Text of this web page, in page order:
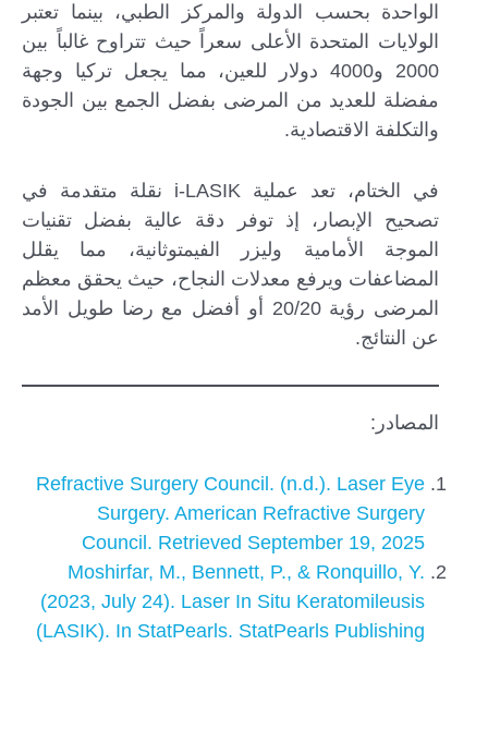
الواحدة بحسب الدولة والمركز الطبي، بينما تعتبر
الولايات المتحدة الأعلى سعراً حيث تتراوح غالباً بين
2000 و4000 دولار للعين، مما يجعل تركيا وجهة
مفضلة للعديد من المرضى بفضل الجمع بين الجودة
والتكلفة الاقتصادية.
في الختام، تعد عملية i-LASIK نقلة متقدمة في
تصحيح الإبصار، إذ توفر دقة عالية بفضل تقنيات
الموجة الأمامية وليزر الفيمتوثانية، مما يقلل
المضاعفات ويرفع معدلات النجاح، حيث يحقق معظم
المرضى رؤية 20/20 أو أفضل مع رضا طويل الأمد
عن النتائج.
المصادر:
Refractive Surgery Council. (n.d.). Laser Eye
Surgery. American Refractive Surgery
Council. Retrieved September 19, 2025
Moshirfar, M., Bennett, P., & Ronquillo, Y.
(2023, July 24). Laser In Situ Keratomileusis
(LASIK). In StatPearls. StatPearls Publishing